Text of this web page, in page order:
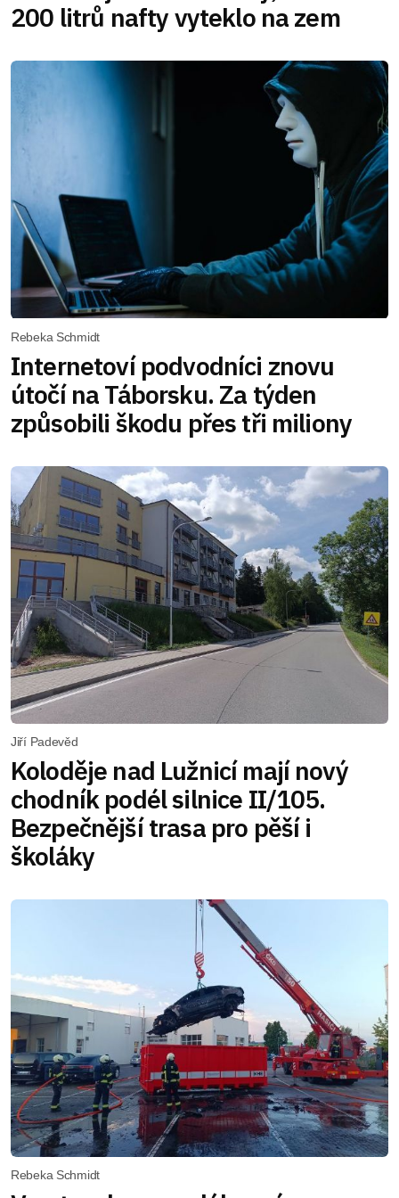
200 litrů nafty vyteklo na zem
Rebeka Schmidt
Internetoví podvodníci znovu
útočí na Táborsku. Za týden
způsobili škodu přes tři miliony
Jiří Padevěd
Koloděje nad Lužnicí mají nový
chodník podél silnice II/105.
Bezpečnější trasa pro pěší i
školáky
Rebeka Schmidt